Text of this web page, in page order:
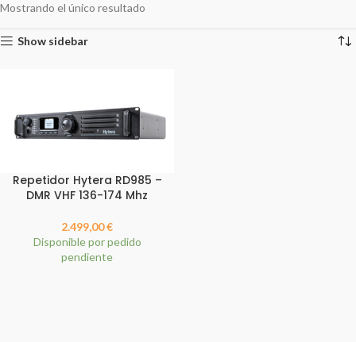
Mostrando el único resultado
Show sidebar
Repetidor Hytera RD985 –
DMR VHF 136-174 Mhz
2.499,00€
Disponible por pedido
pendiente